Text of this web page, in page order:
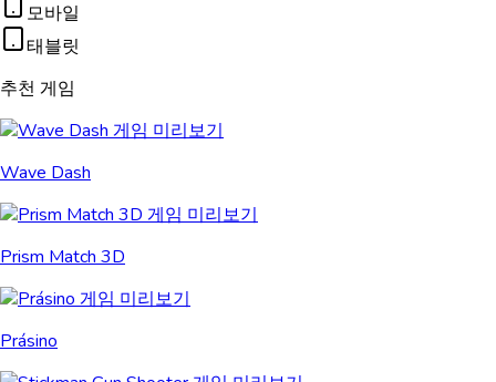
모바일
태블릿
추천 게임
Wave Dash
Prism Match 3D
Prásino